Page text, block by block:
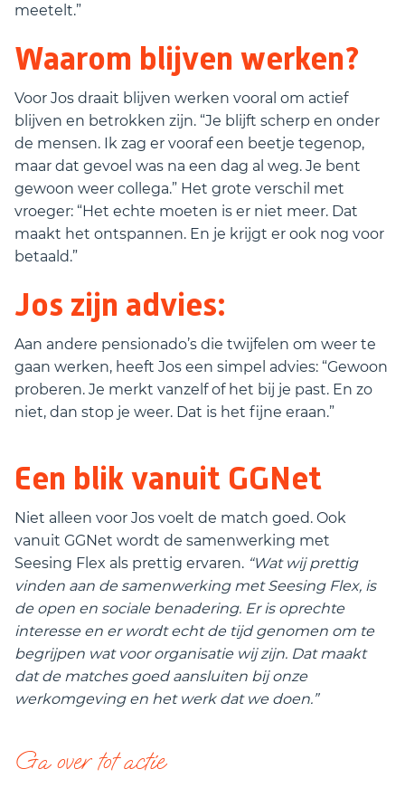
meetelt.”
Waarom blijven werken?
Voor Jos draait blijven werken vooral om actief
blijven en betrokken zijn. “Je blijft scherp en onder
de mensen. Ik zag er vooraf een beetje tegenop,
maar dat gevoel was na een dag al weg. Je bent
gewoon weer collega.” Het grote verschil met
vroeger: “Het echte moeten is er niet meer. Dat
maakt het ontspannen. En je krijgt er ook nog voor
betaald.”
Jos zijn advies:
Aan andere pensionado’s die twijfelen om weer te
gaan werken, heeft Jos een simpel advies: “Gewoon
proberen. Je merkt vanzelf of het bij je past. En zo
niet, dan stop je weer. Dat is het fijne eraan.”
Een blik vanuit GGNet
Niet alleen voor Jos voelt de match goed. Ook
vanuit GGNet wordt de samenwerking met
Seesing Flex als prettig ervaren. “Wat wij prettig
vinden aan de samenwerking met Seesing Flex, is
de open en sociale benadering. Er is oprechte
interesse en er wordt echt de tijd genomen om te
begrijpen wat voor organisatie wij zijn. Dat maakt
dat de matches goed aansluiten bij onze
werkomgeving en het werk dat we doen.”
Ga over tot actie